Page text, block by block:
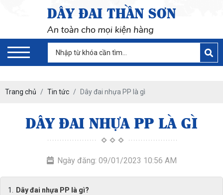
Trang chủ Tin tức Dây đai nhựa PP là gì
DÂY ĐAI NHỰA PP LÀ GÌ
Ngày đăng: 09/01/2023 10:56 AM
Dây đai nhựa PP là gì?